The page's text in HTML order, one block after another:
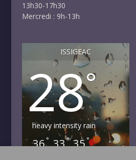
13h30-17h30
Mercredi : 9h-13h
ISSIGEAC
28°
heavy intensity rain
36° 33° 35°